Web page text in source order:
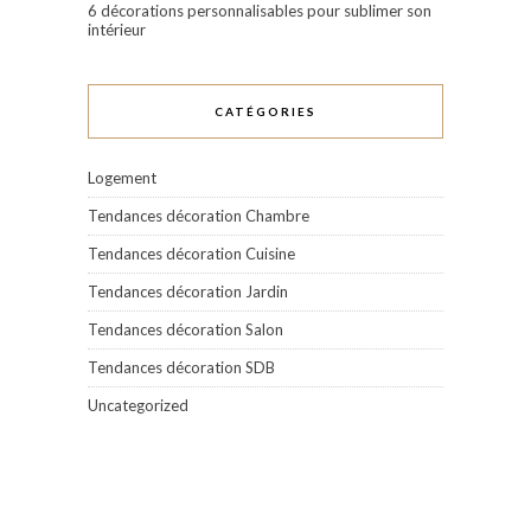
6 décorations personnalisables pour sublimer son
intérieur
CATÉGORIES
Logement
Tendances décoration Chambre
Tendances décoration Cuisine
Tendances décoration Jardin
Tendances décoration Salon
Tendances décoration SDB
Uncategorized